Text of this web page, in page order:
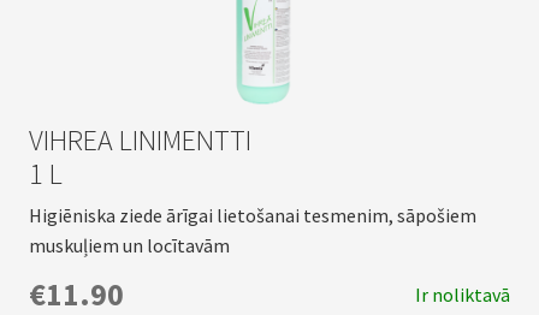
VIHREA LINIMENTTI
1 L
Higiēniska ziede ārīgai lietošanai tesmenim, sāpošiem
muskuļiem un locītavām
€11.90 Ir noliktavā